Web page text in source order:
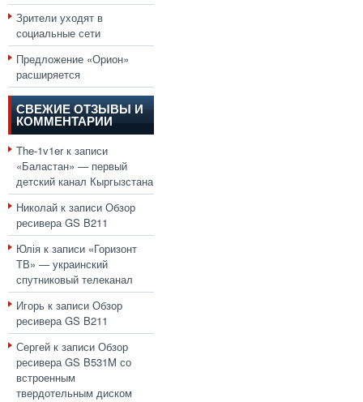
Зрители уходят в
социальные сети
Предложение «Орион»
расширяется
СВЕЖИЕ ОТЗЫВЫ И
КОММЕНТАРИИ
The-1v1erк записи
«Баластан» — первый
детский канал Кыргызстана
Николай к записи Обзор
ресивера GS B211
Юлія к записи «Горизонт
ТВ» — украинский
спутниковый телеканал
Игорь к записи Обзор
ресивера GS B211
Сергей к записи Обзор
ресивера GS B531M со
встроенным
твердотельным диском